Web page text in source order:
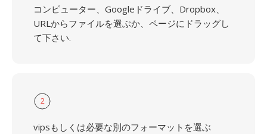
コンピューター、Googleドライブ、Dropbox、
URLからファイルを選ぶか、ページにドラッグし
て下さい.
2
vipsもしくは必要な別のフォーマットを選ぶ